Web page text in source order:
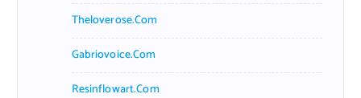
Theloverose.com
Gabriovoice.com
Resinflowart.com